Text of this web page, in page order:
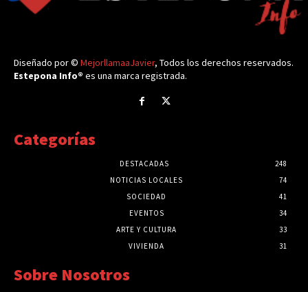
Diseñado por © MejorllamaaJavier, Todos los derechos reservados.
Estepona Info® es una marca registrada.
Categorías
DESTACADAS
248
NOTICIAS LOCALES
74
SOCIEDAD
41
EVENTOS
34
ARTE Y CULTURA
33
VIVIENDA
31
Sobre Nosotros